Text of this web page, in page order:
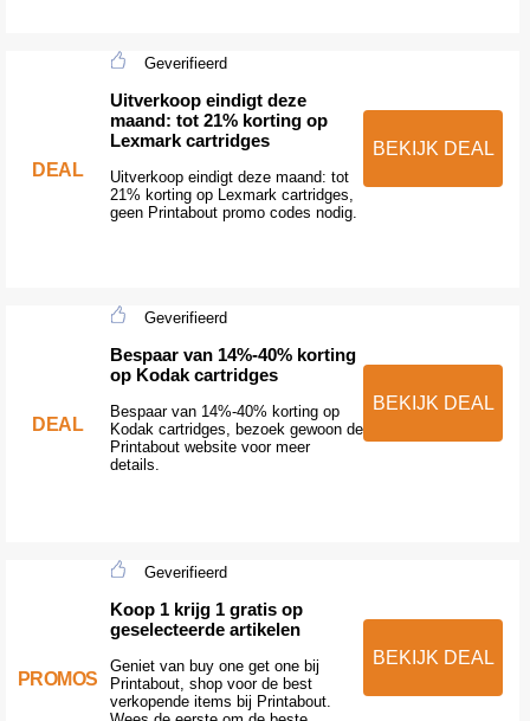
DEAL
Geverifieerd
Uitverkoop eindigt deze
maand: tot 21% korting op
Lexmark cartridges
Uitverkoop eindigt deze maand: tot
21% korting op Lexmark cartridges,
geen Printabout promo codes nodig.
BEKIJK DEAL
DEAL
Geverifieerd
Bespaar van 14%-40% korting
op Kodak cartridges
Bespaar van 14%-40% korting op
Kodak cartridges, bezoek gewoon de
Printabout website voor meer
details.
BEKIJK DEAL
PROMOS
Geverifieerd
Koop 1 krijg 1 gratis op
geselecteerde artikelen
Geniet van buy one get one bij
Printabout, shop voor de best
verkopende items bij Printabout.
BEKIJK DEAL